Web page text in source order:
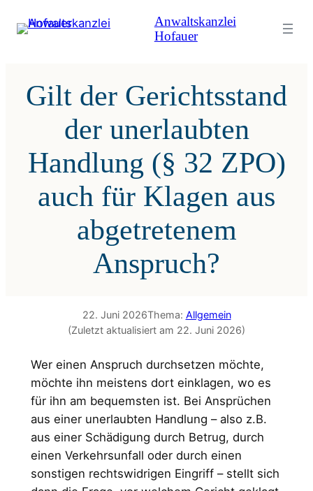
Inhalt
Anwaltskanzlei
Hofauer
Gilt der Gerichtsstand
der unerlaubten
Handlung (§ 32 ZPO)
auch für Klagen aus
abgetretenem
Anspruch?
22. Juni 2026Thema: Allgemein
(Zuletzt aktualisiert am 22. Juni 2026)
Wer einen Anspruch durchsetzen möchte,
möchte ihn meistens dort einklagen, wo es
für ihn am bequemsten ist. Bei Ansprüchen
aus einer unerlaubten Handlung – also z.B.
aus einer Schädigung durch Betrug, durch
einen Verkehrsunfall oder durch einen
sonstigen rechtswidrigen Eingriff – stellt sich